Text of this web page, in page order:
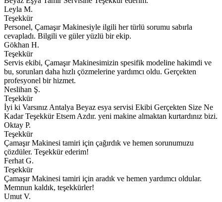
Leyla M.
Teşekkür
Personel, Çamaşır Makinesiyle ilgili her türlü sorumu sabırla
cevapladı. Bilgili ve güler yüzlü bir ekip.
Gökhan H.
Teşekkür
Servis ekibi, Çamaşır Makinesimizin spesifik modeline hakimdi ve
bu, sorunları daha hızlı çözmelerine yardımcı oldu. Gerçekten
profesyonel bir hizmet.
Neslihan Ş.
Teşekkür
İyi ki Varsınız Antalya Beyaz esya servisi Ekibi Gerçekten Size Ne
Kadar Teşekkür Etsem Azdır. yeni makine almaktan kurtardınız bizi.
Oktay P.
Teşekkür
Çamaşır Makinesi tamiri için çağırdık ve hemen sorunumuzu
çözdüler. Teşekkür ederim!
Ferhat G.
Teşekkür
Çamaşır Makinesi tamiri için aradık ve hemen yardımcı oldular.
Memnun kaldık, teşekkürler!
Umut V.